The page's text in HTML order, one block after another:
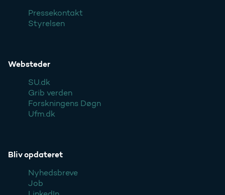
Pressekontakt
Styrelsen
Websteder
SU.dk
Grib verden
Forskningens Døgn
Ufm.dk
Bliv opdateret
Nyhedsbreve
Job